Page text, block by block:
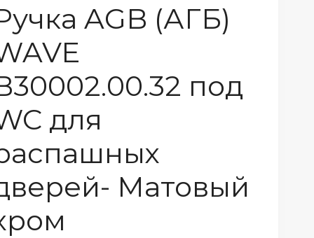
AGB (АГБ)
под
для
Матовый